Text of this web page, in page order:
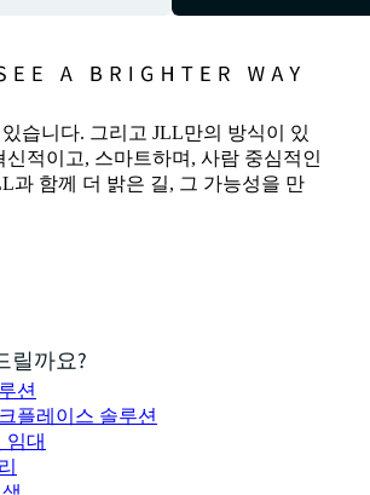
습니다. 그리고 JLL만의 방식이 있
신적이고, 스마트하며, 사람 중심적인
과 함께 더 밝은 길, 그 가능성을 만
릴까요?
션
플레이스 솔루션
임대